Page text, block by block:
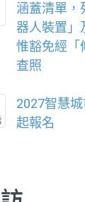
涵蓋清單，
器人裝置」
惟豁免經「
查照
2027智慧
起報名